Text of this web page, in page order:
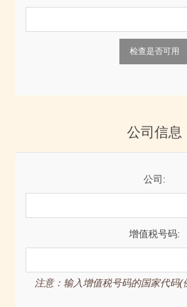
检查是否可用
公司信息
公司:
增值税号码:
注意：输入增值税号码的国家代码(